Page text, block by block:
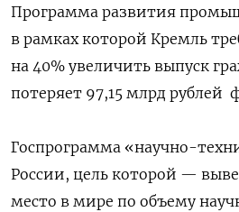
Программа развития
в рамках которой Кремль
на 40% увеличить выпуск
потеряет 97,15 млрд рублей
Госпрограмма «научно-
России, цель которой —
место в мире по объему